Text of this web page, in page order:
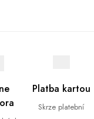
Platba kartou
Skrze platební